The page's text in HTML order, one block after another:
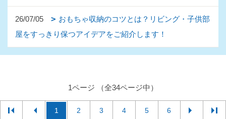
26/07/05
おもちゃ収納のコツとは？リビング・子供部
屋をすっきり保つアイデアをご紹介します！
1ページ （全34ページ中）
1 2 3 4 5 6